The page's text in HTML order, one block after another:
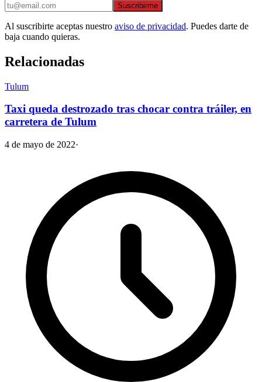
Suscribirme
Al suscribirte aceptas nuestro aviso de privacidad. Puedes darte de
baja cuando quieras.
Relacionadas
Tulum
Taxi queda destrozado tras chocar contra tráiler, en
carretera de Tulum
4 de mayo de 2022·